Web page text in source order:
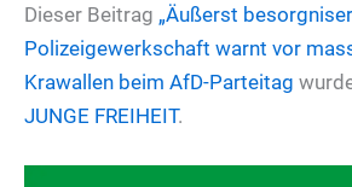
Dieser Beitrag „Äußerst
Polizeigewerkschaft warnt vor
Krawallen beim AfD-Parteitag
JUNGE FREIHEIT.